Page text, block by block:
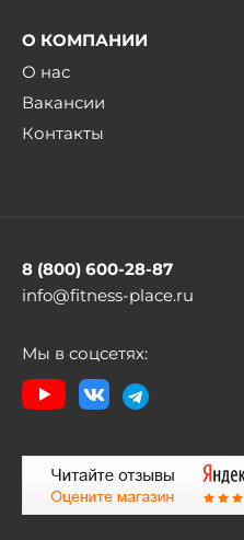
О КОМПАНИИ
О нас
Вакансии
Контакты
8 (800) 600-28-87
info@fitness-place.ru
Мы в соцсетях: